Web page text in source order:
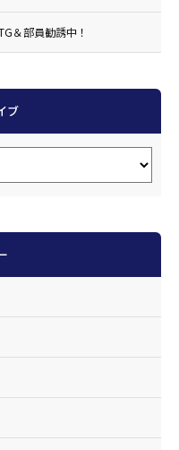
＆部員勧誘中！
ブ